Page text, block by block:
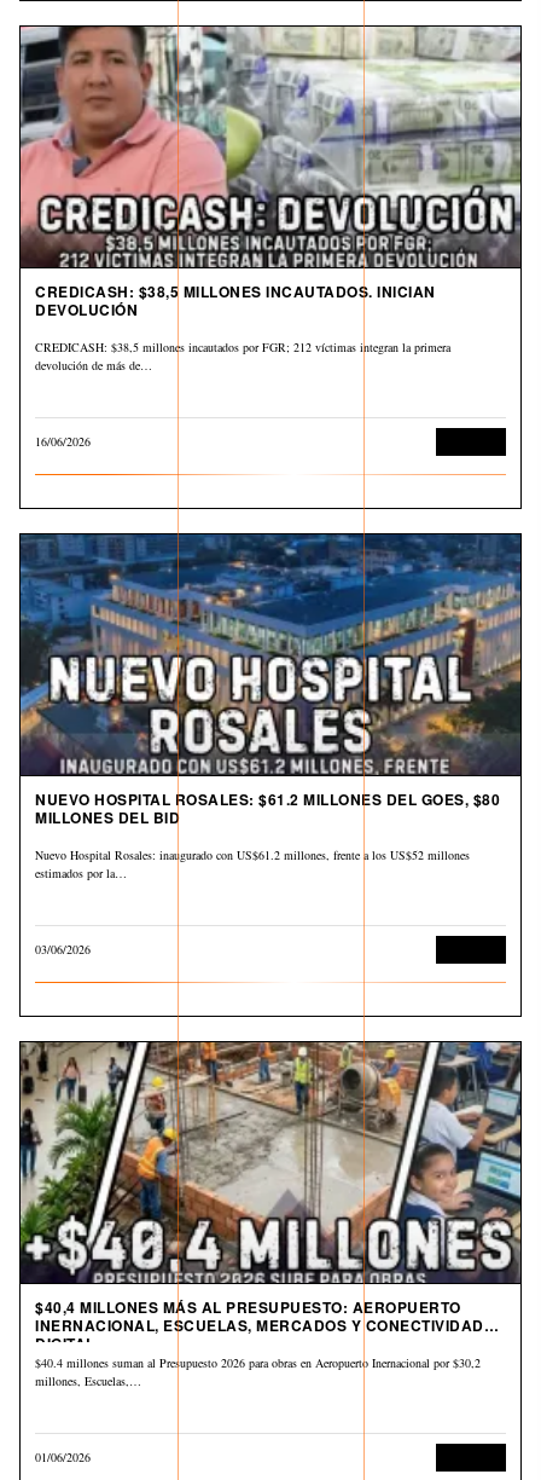
CREDICASH: $38,5 MILLONES INCAUTADOS. INICIAN
DEVOLUCIÓN
CREDICASH: $38,5 millones incautados por FGR; 212 víctimas integran la primera
devolución de más de…
16/06/2026
NUEVO HOSPITAL ROSALES: $61.2 MILLONES DEL GOES, $80
MILLONES DEL BID
Nuevo Hospital Rosales: inaugurado con US$61.2 millones, frente a los US$52 millones
estimados por la…
03/06/2026
$40,4 MILLONES MÁS AL PRESUPUESTO: AEROPUERTO
INERNACIONAL, ESCUELAS, MERCADOS Y CONECTIVIDAD
DIGITAL
$40.4 millones suman al Presupuesto 2026 para obras en Aeropuerto Inernacional por $30,2
millones, Escuelas,…
01/06/2026